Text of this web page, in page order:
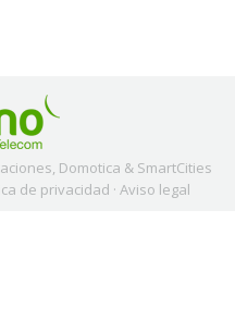
Domotica & SmartCities
de privacidad · Aviso legal